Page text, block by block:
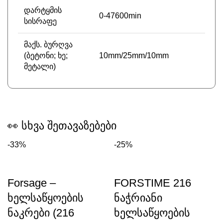
დარტყმის
სისრაფე
0-47600min
მაქს. ბურღვა
(ბეტონი; ხე;
მეტალი)
10mm/25mm/10mm
👀 სხვა შეთავაზებები
-33%
Forsage –
ხელსაწყოების
ნაკრები (216
-25%
FORSTIME 216
ნაჭრიანი
ხელსაწყოების